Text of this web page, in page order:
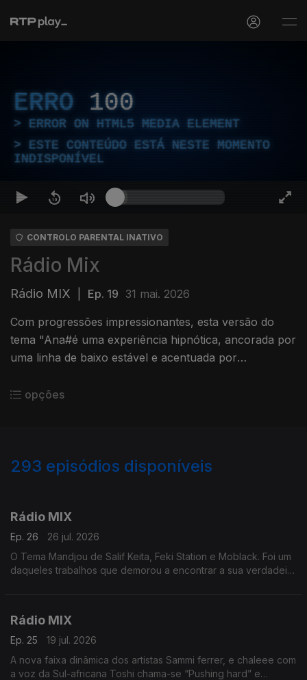
ERRO 100
ERROR ON HTML5 MEDIA ELEMENT
ESTE CONTEÚDO ESTÁ NESTE MOMENTO
INDISPONÍVEL
CONTROLO PARENTAL INATIVO
Rádio Mix
Rádio MIX Ep. 19 31 mai. 2026
Com progressões impressionantes, esta versão do
tema "Ana#é uma experiência hipnótica, ancorada por
uma linha de baixo estável e acentuada por
movimento e a vontade
opções
293 episódios disponíveis
Rádio MIX
Ep. 26
26 jul. 2026
O Tema Mandjou de Salif Keita, Feki Station e Moblack. Foi um
daqueles trabalhos que demorou a encontrar a sua verdadeira
Rádio MIX
Ep. 25
19 jul. 2026
A nova faixa dinâmica dos artistas Sammi ferrer, e chaleee com
a voz da Sul-africana Toshi chama-se “Pushing hard” e